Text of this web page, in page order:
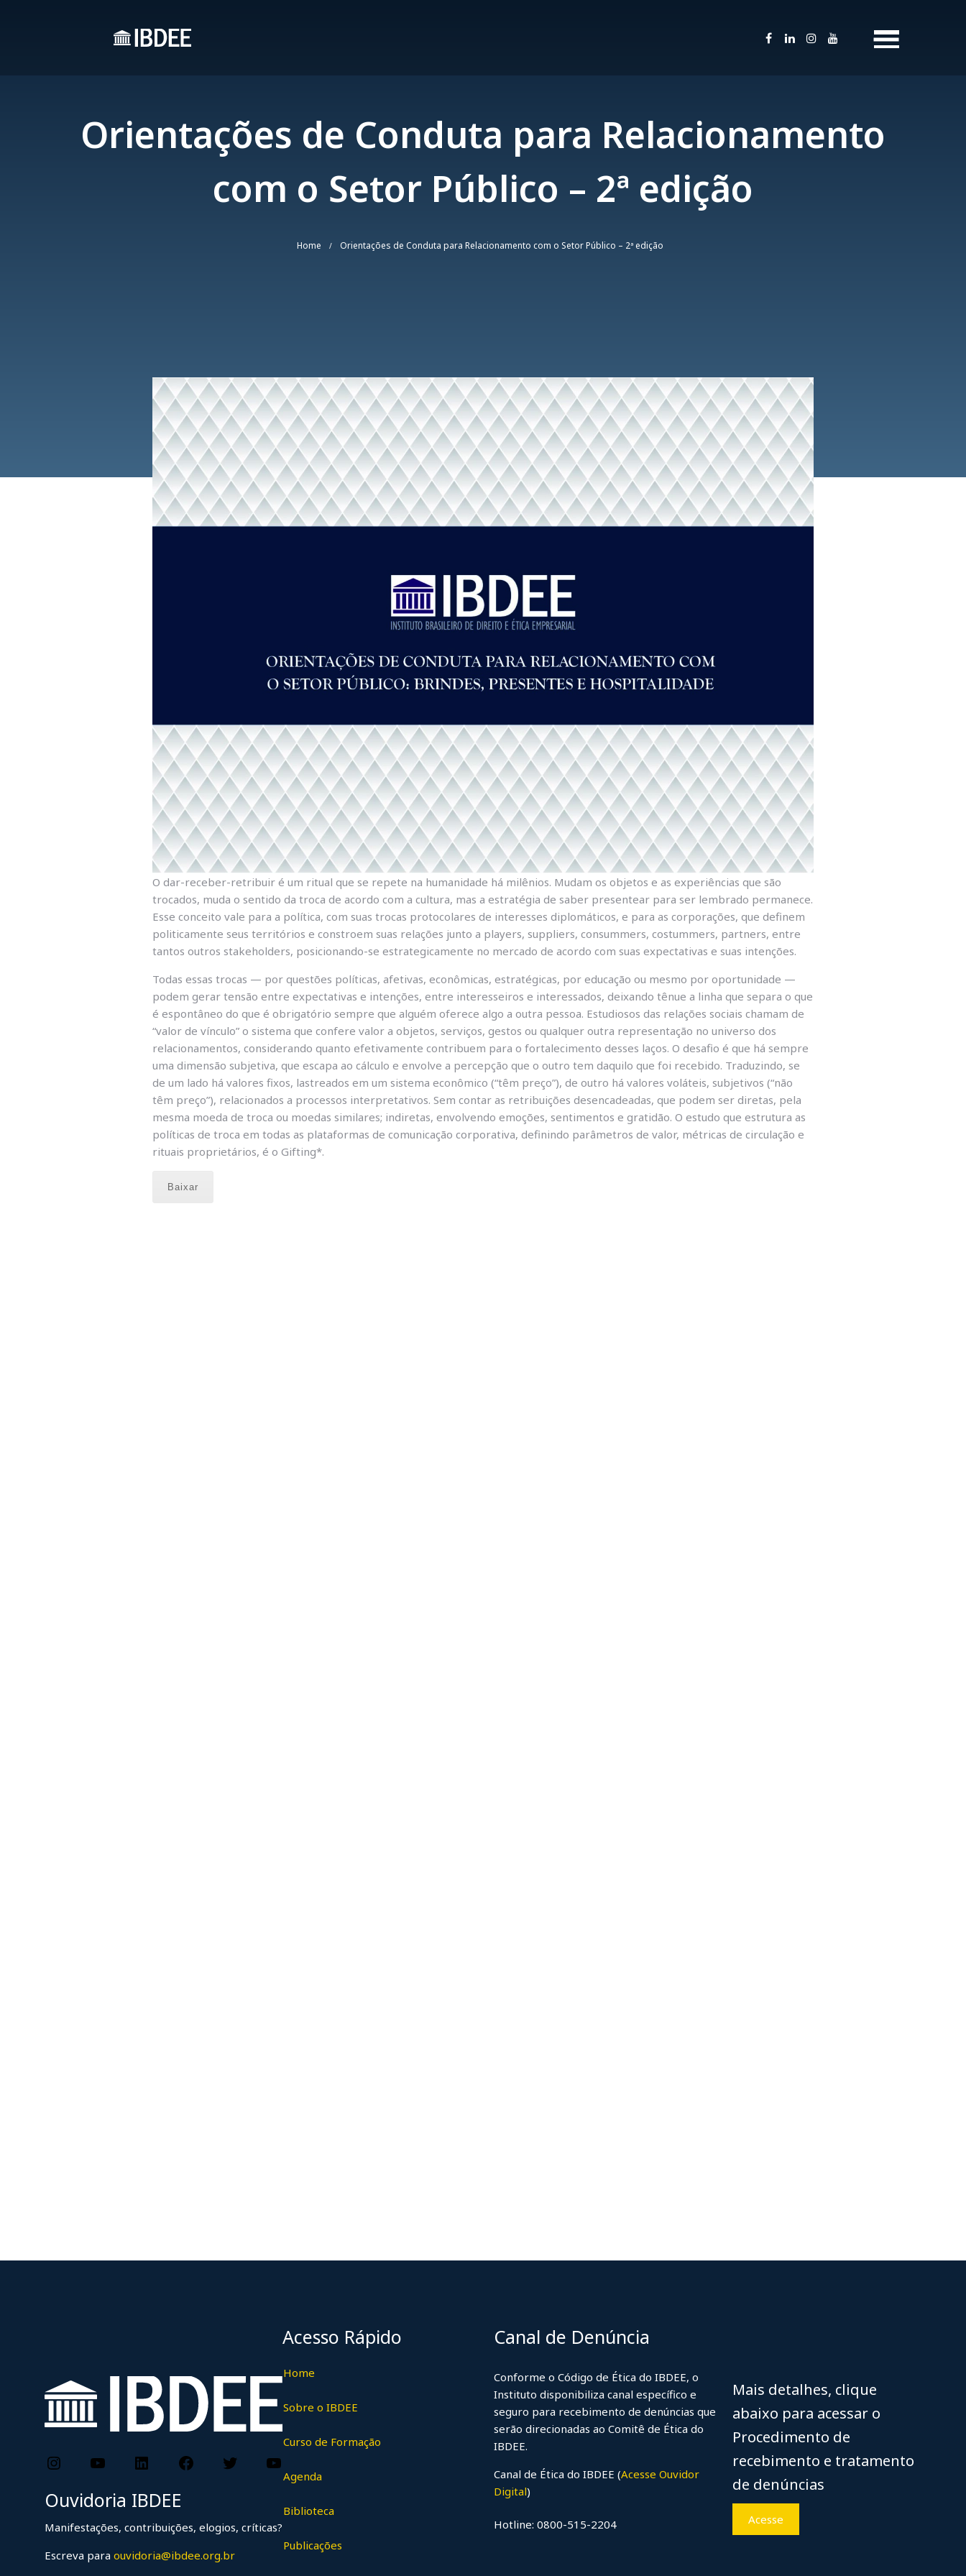
Orientações de Conduta para Relacionamento
com o Setor Público – 2ª edição
Home / Orientações de Conduta para Relacionamento com o Setor Público – 2ª edição
O dar-receber-retribuir é um ritual que se repete na humanidade há milênios. Mudam os objetos e as experiências que são
trocados, muda o sentido da troca de acordo com a cultura, mas a estratégia de saber presentear para ser lembrado permanece.
Esse conceito vale para a política, com suas trocas protocolares de interesses diplomáticos, e para as corporações, que definem
politicamente seus territórios e constroem suas relações junto a players, suppliers, consummers, costummers, partners, entre
tantos outros stakeholders, posicionando-se estrategicamente no mercado de acordo com suas expectativas e suas intenções.
Todas essas trocas — por questões políticas, afetivas, econômicas, estratégicas, por educação ou mesmo por oportunidade —
podem gerar tensão entre expectativas e intenções, entre interesseiros e interessados, deixando tênue a linha que separa o que
é espontâneo do que é obrigatório sempre que alguém oferece algo a outra pessoa. Estudiosos das relações sociais chamam de
“valor de vínculo” o sistema que confere valor a objetos, serviços, gestos ou qualquer outra representação no universo dos
relacionamentos, considerando quanto efetivamente contribuem para o fortalecimento desses laços. O desafio é que há sempre
uma dimensão subjetiva, que escapa ao cálculo e envolve a percepção que o outro tem daquilo que foi recebido. Traduzindo, se
de um lado há valores fixos, lastreados em um sistema econômico (“têm preço”), de outro há valores voláteis, subjetivos (“não
têm preço”), relacionados a processos interpretativos. Sem contar as retribuições desencadeadas, que podem ser diretas, pela
mesma moeda de troca ou moedas similares; indiretas, envolvendo emoções, sentimentos e gratidão. O estudo que estrutura as
políticas de troca em todas as plataformas de comunicação corporativa, definindo parâmetros de valor, métricas de circulação e
rituais proprietários, é o Gifting*.
Baixar
Instagram
YouTubeLinkedInFacebook
TwitterYouTube
Ouvidoria IBDEE
Manifestações, contribuições, elogios, críticas?
Escreva para ouvidoria@ibdee.org.br
Acesso Rápido
Home
Sobre o IBDEE
Curso de Formação
Agenda
Biblioteca
Publicações
Canal de Denúncia
Conforme o Código de Ética do IBDEE, o
Instituto disponibiliza canal específico e
seguro para recebimento de denúncias que
serão direcionadas ao Comitê de Ética do
IBDEE.
Canal de Ética do IBDEE (Acesse Ouvidor
Digital)
Hotline: 0800-515-2204
Mais detalhes, clique
abaixo para acessar o
Procedimento de
recebimento e tratamento
de denúncias
Acesse